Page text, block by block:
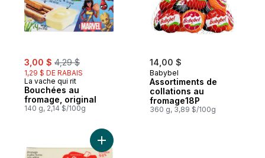
sale:
3,00 $ , formerly:
4,29 $
1,29 $ DE RABAIS
La vache qui rit
Bouchées au
fromage, original
140 g, 2,14 $/100g
14,00 $
Babybel
Assortiments de
collations au
fromage18P
360 g, 3,89 $/100g
Ajouter Fromage cheddar blanc doux au